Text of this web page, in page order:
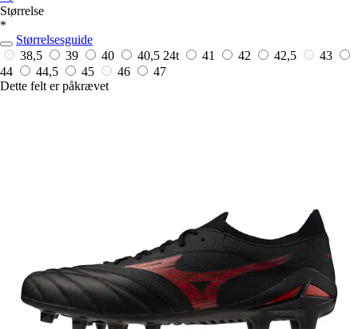
Størrelse
*
Størrelsesguide
38,5
39 40 40,5 24t 41 42 42,5
43
44
44,5 45 46
47
Dette felt er påkrævet